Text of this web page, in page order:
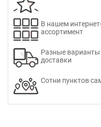
В нашем
ассортимент
Разные варианты
доставки
Сотни пунктов